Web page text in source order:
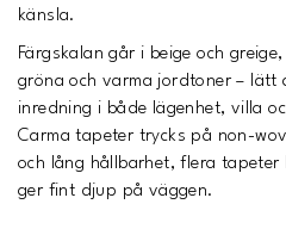
känsla.
Färgskalan går i beige och
gröna och varma jordtoner – lätt
inredning i både lägenhet, villa
Carma tapeter trycks på non-
och lång hållbarhet, flera
ger fint djup på väggen.